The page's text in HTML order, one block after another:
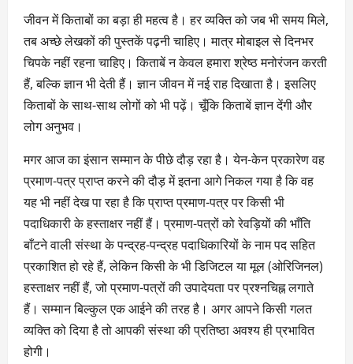
जीवन में किताबों का बड़ा ही महत्व है। हर व्यक्ति को जब भी समय मिले,
तब अच्छे लेखकों की पुस्तकें पढ़नी चाहिए। मात्र मोबाइल से दिनभर
चिपके नहीं रहना चाहिए। किताबें न केवल हमारा श्रेष्ठ मनोरंजन करती
हैं, बल्कि ज्ञान भी देती हैं। ज्ञान जीवन में नई राह दिखाता है। इसलिए
किताबों के साथ-साथ लोगों को भी पढ़ें। चूँकि किताबें ज्ञान देंगी और
लोग अनुभव।
मगर आज का इंसान सम्मान के पीछे दौड़ रहा है। येन-केन प्रकारेण वह
प्रमाण-पत्र प्राप्त करने की दौड़ में इतना आगे निकल गया है कि वह
यह भी नहीं देख पा रहा है कि प्राप्त प्रमाण-पत्र पर किसी भी
पदाधिकारी के हस्ताक्षर नहीं हैं। प्रमाण-पत्रों को रेवड़ियों की भाँति
बाँटने वाली संस्था के पन्द्रह-पन्द्रह पदाधिकारियों के नाम पद सहित
प्रकाशित हो रहे हैं, लेकिन किसी के भी डिजिटल या मूल (ओरिजिनल)
हस्ताक्षर नहीं हैं, जो प्रमाण-पत्रों की उपादेयता पर प्रश्नचिह्न लगाते
हैं। सम्मान बिल्कुल एक आईने की तरह है। अगर आपने किसी गलत
व्यक्ति को दिया है तो आपकी संस्था की प्रतिष्ठा अवश्य ही प्रभावित
होगी।